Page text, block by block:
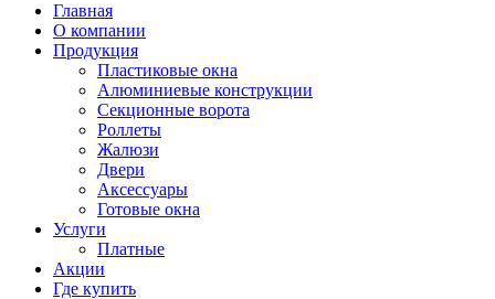
Главная
О компании
Продукция
Пластиковые окна
Алюминиевые конструкции
Секционные ворота
Роллеты
Жалюзи
Двери
Аксессуары
Готовые окна
Услуги
Платные
Акции
Где купить